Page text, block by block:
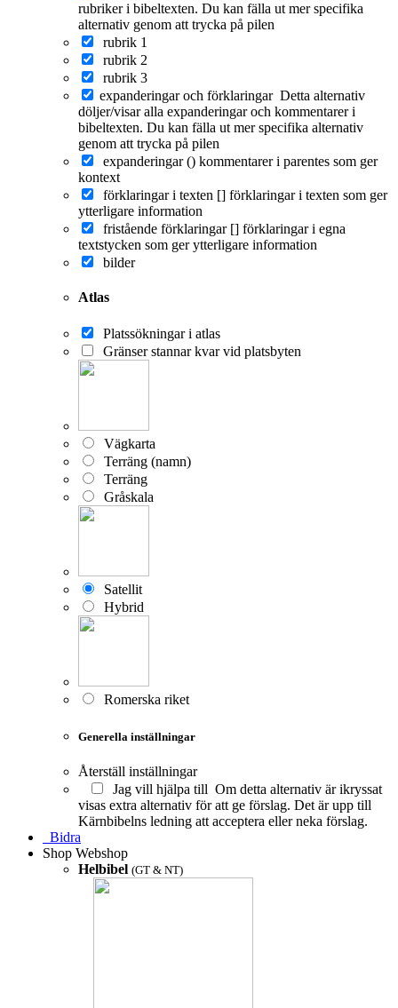
rubriker i bibeltexten. Du kan fälla ut mer specifika
alternativ genom att trycka på pilen
rubrik 1
rubrik 2
rubrik 3
expanderingar och förklaringar Detta alternativ
döljer/visar alla expanderingar och kommentarer i
bibeltexten. Du kan fälla ut mer specifika alternativ
genom att trycka på pilen
expanderingar () kommentarer i parentes som ger
kontext
förklaringar i texten [] förklaringar i texten som ger
ytterligare information
fristående förklaringar [] förklaringar i egna
textstycken som ger ytterligare information
bilder
Atlas
Platssökningar i atlas
Gränser stannar kvar vid platsbyten
Vägkarta
Terräng (namn)
Terräng
Gråskala
Satellit
Hybrid
Romerska riket
Generella inställningar
Återställ inställningar
Jag vill hjälpa till Om detta alternativ är ikryssat
visas extra alternativ för att ge förslag. Det är upp till
Kärnbibelns ledning att acceptera eller neka förslag.
Bidra
Shop Webshop
Helbibel (GT & NT)